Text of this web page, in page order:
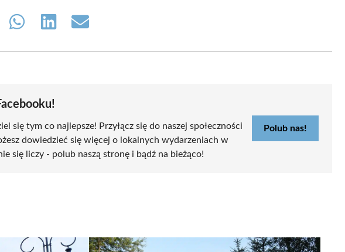
Share
Share
Share
się tym co najlepsze! Przyłącz się do naszej społeczności
dowiedzieć się więcej o lokalnych wydarzeniach w
się liczy - polub naszą stronę i bądź na bieżąco!
Polub nas!